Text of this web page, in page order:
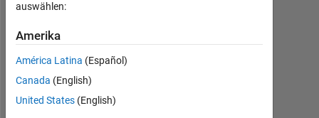
seit
2020
Followers:
auswählen:
Amerika
América Latina (Español)
Canada (English)
United States (English)